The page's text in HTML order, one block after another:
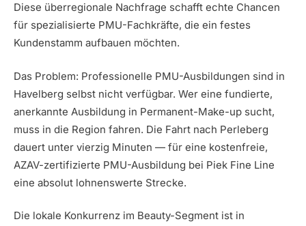
Diese überregionale Nachfrage schafft echte Chancen
für spezialisierte PMU-Fachkräfte, die ein festes
Kundenstamm aufbauen möchten.
Das Problem: Professionelle PMU-Ausbildungen sind in
Havelberg selbst nicht verfügbar. Wer eine fundierte,
anerkannte Ausbildung in Permanent-Make-up sucht,
muss in die Region fahren. Die Fahrt nach Perleberg
dauert unter vierzig Minuten — für eine kostenfreie,
AZAV-zertifizierte PMU-Ausbildung bei Piek Fine Line
eine absolut lohnenswerte Strecke.
Die lokale Konkurrenz im Beauty-Segment ist in